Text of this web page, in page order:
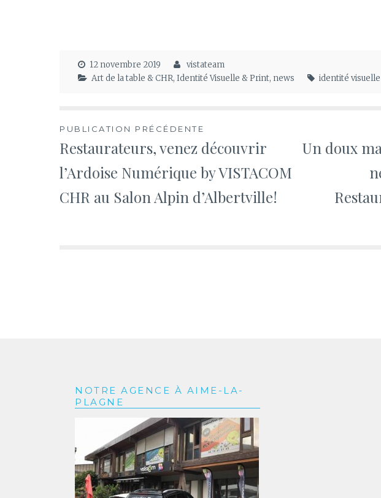
12 novembre 2019
vistateam
Art de la table & CHR, Identité Visuelle & Print, news identité visuelle
Navigation
de
l’article
PUBLICATION PRÉCÉDENTE
Restaurateurs, venez découvrir
l’Ardoise Numérique by VISTACOM
CHR au Salon Alpin d’Albertville!
Un doux
NOTRE AGENCE À AIME-LA-
PLAGNE